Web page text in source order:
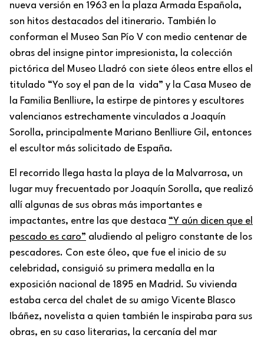
nueva versión en 1963 en la plaza Armada Española,
son hitos destacados del itinerario. También lo
conforman el Museo San Pío V con medio centenar de
obras del insigne pintor impresionista, la colección
pictórica del Museo Lladró con siete óleos entre ellos el
titulado “Yo soy el pan de la vida” y la Casa Museo de
la Familia Benlliure, la estirpe de pintores y escultores
valencianos estrechamente vinculados a Joaquín
Sorolla, principalmente Mariano Benlliure Gil, entonces
el escultor más solicitado de España.
El recorrido llega hasta la playa de la Malvarrosa, un
lugar muy frecuentado por Joaquín Sorolla, que realizó
allí algunas de sus obras más importantes e
impactantes, entre las que destaca “Y aún dicen que el
pescado es caro” aludiendo al peligro constante de los
pescadores. Con este óleo, que fue el inicio de su
celebridad, consiguió su primera medalla en la
exposición nacional de 1895 en Madrid. Su vivienda
estaba cerca del chalet de su amigo Vicente Blasco
Ibáñez, novelista a quien también le inspiraba para sus
obras, en su caso literarias, la cercanía del mar